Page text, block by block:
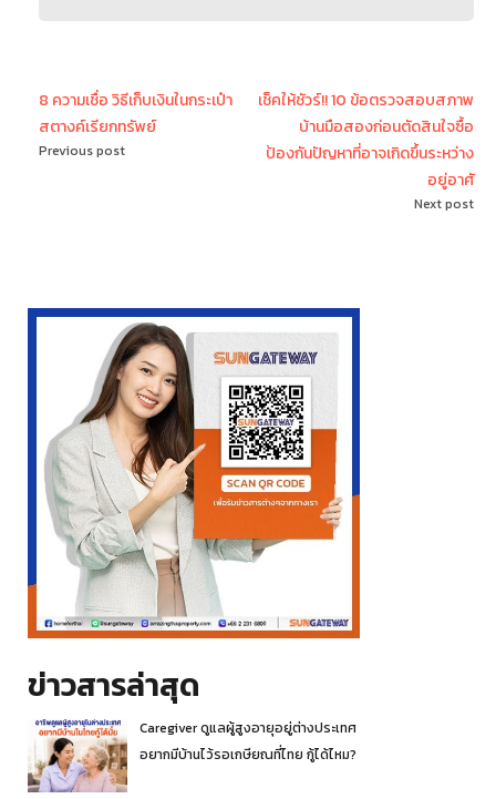
8 ความเชื่อ วิธีเก็บเงินในกระเป๋า
สตางค์เรียกทรัพย์
Previous post
เช็คให้ชัวร์!! 10 ข้อตรวจสอบสภาพ
บ้านมือสองก่อนตัดสินใจซื้อ
ป้องกันปัญหาที่อาจเกิดขึ้นระหว่าง
อยู่อาศั
Next post
ข่าวสารล่าสุด
Caregiver ดูแลผู้สูงอายุอยู่ต่างประเทศ
อยากมีบ้านไว้รอเกษียณที่ไทย กู้ได้ไหม?